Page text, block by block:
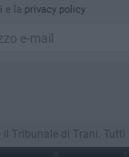
e la privacy policy
Tribunale di Trani. Tutti